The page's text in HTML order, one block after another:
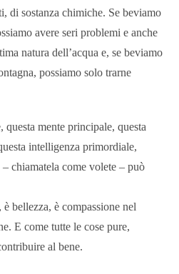
di sostanza chimiche. Se beviamo
avere seri problemi e anche
natura dell’acqua e, se beviamo
possiamo solo trarne
mente principale, questa
intelligenza primordiale,
chiamatela come volete – può
bellezza, è compassione nel
E come tutte le cose pure,
al bene.